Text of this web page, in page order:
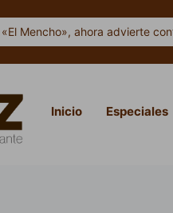
Mencho», ahora advierte
Inicio Especiales